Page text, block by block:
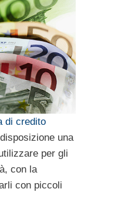
di credito
una
per gli
con la
con piccoli